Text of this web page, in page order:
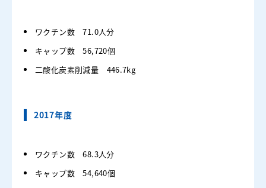
ワクチン数 71.0人分
キャップ数 56,720個
二酸化炭素削減量 446.7kg
2017年度
ワクチン数 68.3人分
キャップ数 54,640個